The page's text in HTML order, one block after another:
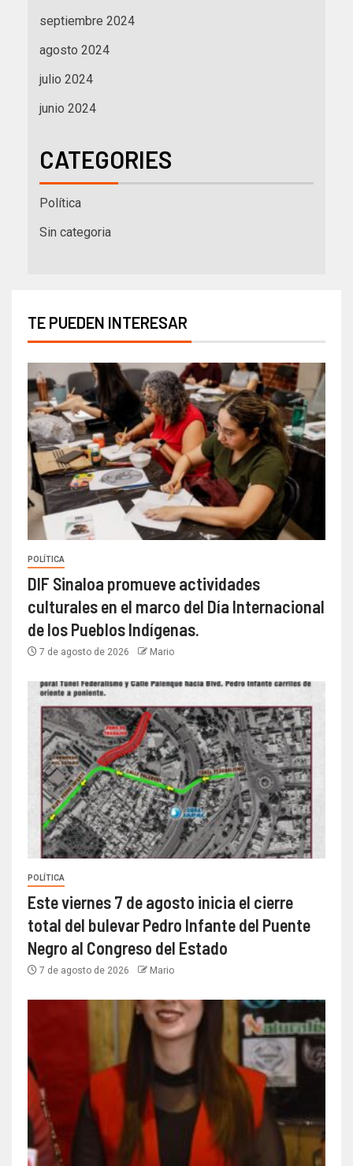
septiembre 2024
agosto 2024
julio 2024
junio 2024
CATEGORIES
Política
Sin categoria
TE PUEDEN INTERESAR
POLÍTICA
DIF Sinaloa promueve actividades
culturales en el marco del Día Internacional
de los Pueblos Indígenas.
7 de agosto de 2026 Mario
POLÍTICA
Este viernes 7 de agosto inicia el cierre
total del bulevar Pedro Infante del Puente
Negro al Congreso del Estado
7 de agosto de 2026 Mario